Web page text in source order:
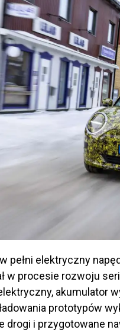
pełni elektryczny
w procesie rozwoju
akumulator
prototypów
drogi i przygotowane